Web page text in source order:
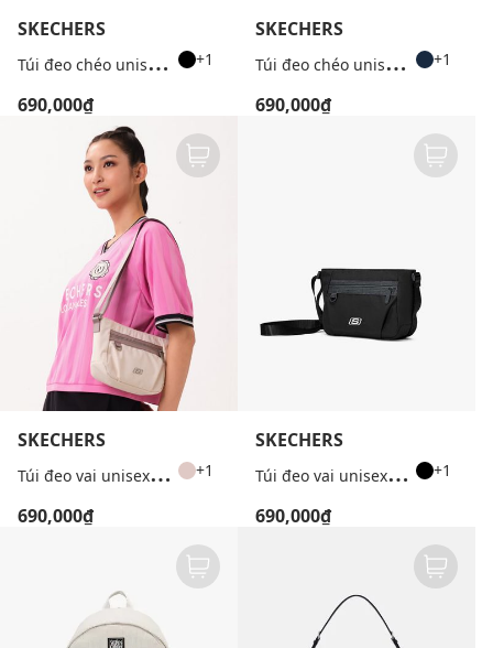
SKECHERS
T
úi đeo chéo unisex Performance +1
690,000₫
SKECHERS
T
úi đeo chéo unisex Performance +1
690,000₫
SKECHERS
T
úi đeo vai unisex phom chữ nhật phối logo +1
690,000₫
SKECHERS
T
úi đeo vai unisex phom chữ nhật phối logo +1
690,000₫